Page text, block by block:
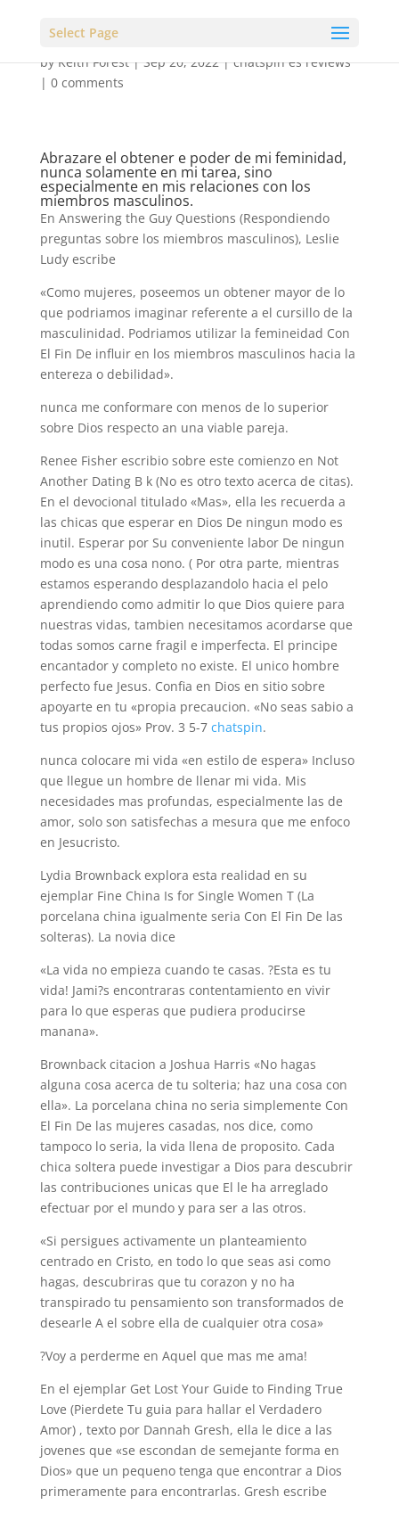
Select Page
byKeith Forest|Sep 20, 2022|chatspin es reviews
| 0 comments
Abrazare el obtener e poder de mi feminidad,
nunca solamente en mi tarea, sino
especialmente en mis relaciones con los
miembros masculinos.
En Answering the Guy Questions (Respondiendo
preguntas sobre los miembros masculinos), Leslie
Ludy escribe
«Como mujeres, poseemos un obtener mayor de lo
que podri­amos imaginar referente a el cursillo de la
masculinidad. Podri­amos utilizar la femineidad Con
El Fin De influir en los miembros masculinos hacia la
entereza o debilidad».
nunca me conformare con menos de lo superior
sobre Dios respecto an una viable pareja.
Renee Fisher escribio sobre este comienzo en Not
Another Dating B k (No es otro texto acerca de citas).
En el devocional titulado «Mas», ella les recuerda a
las chicas que esperar en Dios De ningun modo es
inutil. Esperar por Su conveniente labor De ningun
modo es una cosa nono. ( Por otra parte, mientras
estamos esperando desplazandolo hacia el pelo
aprendiendo como admitir lo que Dios quiere para
nuestras vidas, tambien necesitamos acordarse que
todas somos carne fragil e imperfecta. El principe
encantador y completo no existe. El unico hombre
perfecto fue Jesus. Confia en Dios en sitio sobre
apoyarte en tu «propia precaucion. «No seas sabio a
tus propios ojos» Prov. 3 5-7 chatspin.
nunca colocare mi vida «en estilo de espera» Incluso
que llegue un hombre de llenar mi vida. Mis
necesidades mas profundas, especialmente las de
amor, solo son satisfechas a mesura que me enfoco
en Jesucristo.
Lydia Brownback explora esta realidad en su
ejemplar Fine China Is for Single Women T (La
porcelana china igualmente seri­a Con El Fin De las
solteras). La novia dice
«La vida no empieza cuando te casas. ?Esta es tu
vida! Jami?s encontraras contentamiento en vivir
para lo que esperas que pudiera producirse
manana».
Brownback citacion a Joshua Harris «No hagas
alguna cosa acerca de tu solteria; haz una cosa con
ella». La porcelana china no seri­a simplemente Con
El Fin De las mujeres casadas, nos dice, como
tampoco lo seri­a, la vida llena de proposito. Cada
chica soltera puede investigar a Dios para descubrir
las contribuciones unicas que El le ha arreglado
efectuar por el mundo y para ser a las otros.
«Si persigues activamente un planteamiento
centrado en Cristo, en todo lo que seas asi­ como
hagas, descubriras que tu corazon y no ha
transpirado tu pensamiento son transformados de
desearle A el sobre ella de cualquier otra cosa»
?Voy a perderme en Aquel que mas me ama!
En el ejemplar Get Lost Your Guide to Finding True
Love (Pierdete Tu guia para hallar el Verdadero
Amor) , texto por Dannah Gresh, ella le dice a las
jovenes que «se escondan de semejante forma en
Dios» que un pequeno tenga que encontrar a Dios
primeramente para encontrarlas. Gresh escribe